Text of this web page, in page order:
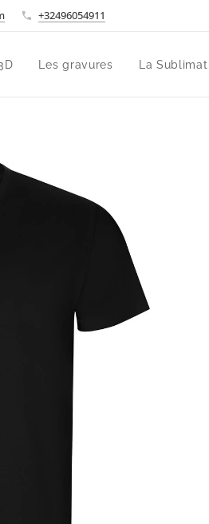
+32496054911
Les gravures La